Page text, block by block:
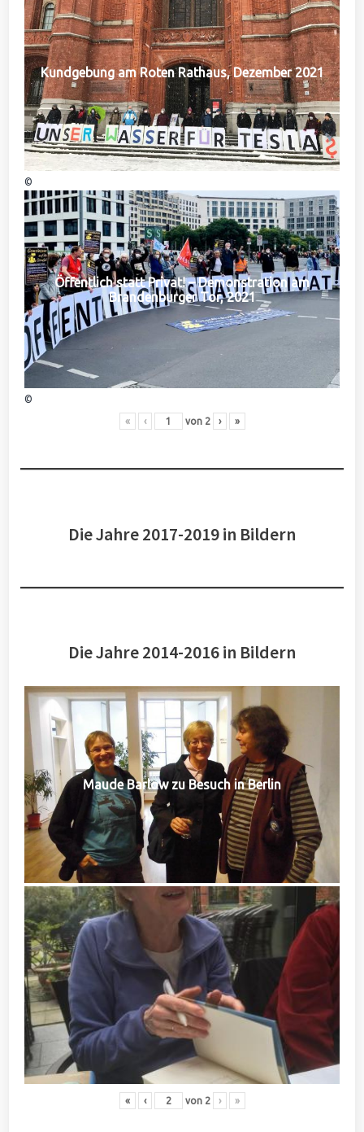
Kundgebung am Roten Rathaus, Dezember 2021
©
Öffentlich statt Privat! – Demonstration am
Brandenburger Tor, 2021
©
« ‹ von 2 › »
Die Jahre 2017-2019 in Bildern
Die Jahre 2014-2016 in Bildern
Maude Barlow zu Besuch in Berlin
« ‹ von 2 › »